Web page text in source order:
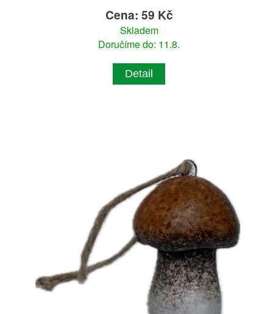
Cena: 59 Kč
Skladem
Doručíme do: 11.8.
Detail